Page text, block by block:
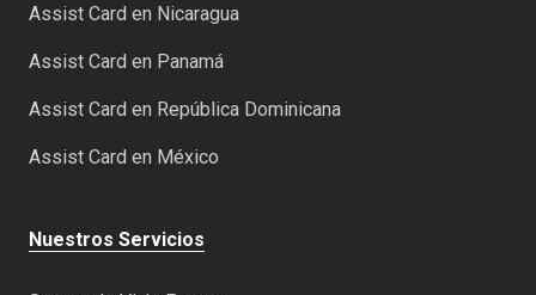
Assist Card en Nicaragua
Assist Card en Panamá
Assist Card en República Dominicana
Assist Card en México
Nuestros Servicios